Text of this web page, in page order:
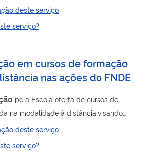
se no curso escolhido por meio
deste serviço
serviço?
em cursos de formação
nas ações do FNDE
pela Escola oferta de cursos de
na modalidade à distância visando
na área de educação que atuam com
nas quais tenham a
Nacional de Desenvolvimento da
deste serviço
serviço?